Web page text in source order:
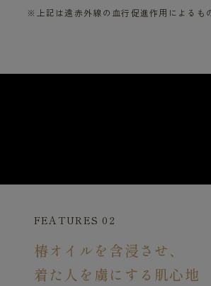
※上記は遠赤外線の血行促進作用によるも
FEATURES 02
椿オイルを含浸させ、
着た人を虜にする肌心地